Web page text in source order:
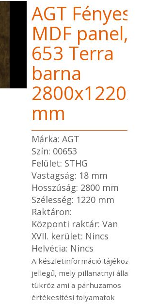
AGT Fényes
MDF panel,
653 Terra
barna
mm
Márka: AGT
Szín: 00653
Felület: STHG
Vastagság: 18 mm
Hosszúság: 2800 mm
Szélesség: 1220 mm
Raktáron:
Központi raktár: Van
XVII. kerület: Nincs
Helvécia: Nincs
A készletinformáció
jellegű, mely pillanatnyi
tükröz ami a párhuzamos
értékesítési folyamatok